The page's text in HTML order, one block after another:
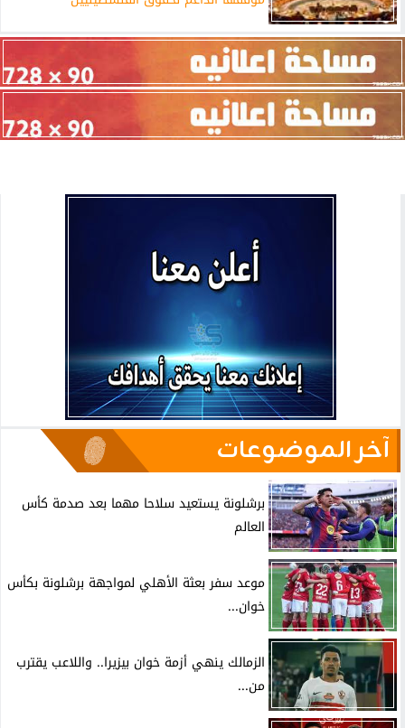
آخر الموضوعات
برشلونة يستعيد سلاحا مهما بعد صدمة كأس
العالم
موعد سفر بعثة الأهلي لمواجهة برشلونة بكأس
خوان...
الزمالك ينهي أزمة خوان بيزيرا.. واللاعب يقترب
من...